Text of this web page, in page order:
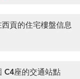
貢的住宅樓盤信息
C4座的交通站點